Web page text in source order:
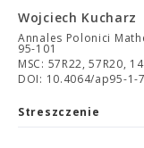
Wojciech Kucharz
Annales Polonici
95-101
MSC: 57R22, 57R20,
DOI: 10.4064/ap95-1-7
Streszczenie